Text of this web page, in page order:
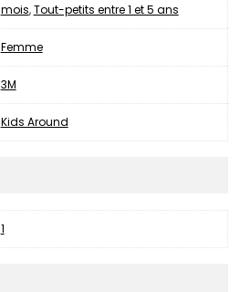
mois,Tout-petits entre 1 et 5 ans
Femme
3M
Kids Around
1